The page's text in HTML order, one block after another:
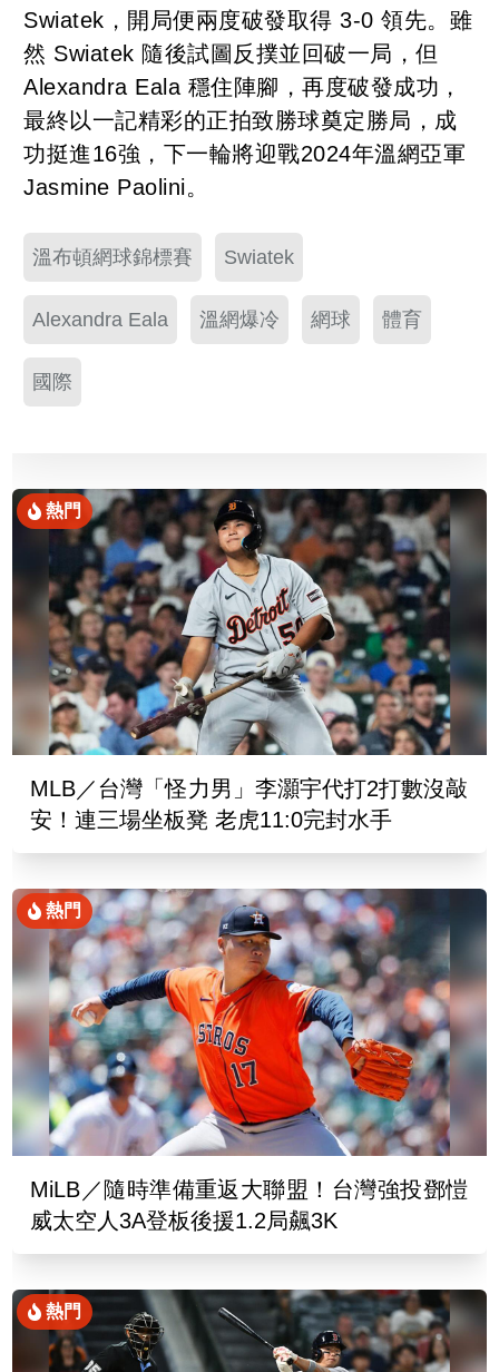
Swiatek，開局便兩度破發取得 3-0 領先。雖
然 Swiatek 隨後試圖反撲並回破一局，但
Alexandra Eala 穩住陣腳，再度破發成功，
最終以一記精彩的正拍致勝球奠定勝局，成
功挺進16強，下一輪將迎戰2024年溫網亞軍
Jasmine Paolini。
溫布頓網球錦標賽 Swiatek
Alexandra Eala 溫網爆冷 網球 體育
國際
熱門
MLB／台灣「怪力男」李灝宇代打2打數沒敲
安！連三場坐板凳 老虎11:0完封水手
熱門
MiLB／隨時準備重返大聯盟！台灣強投鄧愷
威太空人3A登板後援1.2局飆3K
熱門